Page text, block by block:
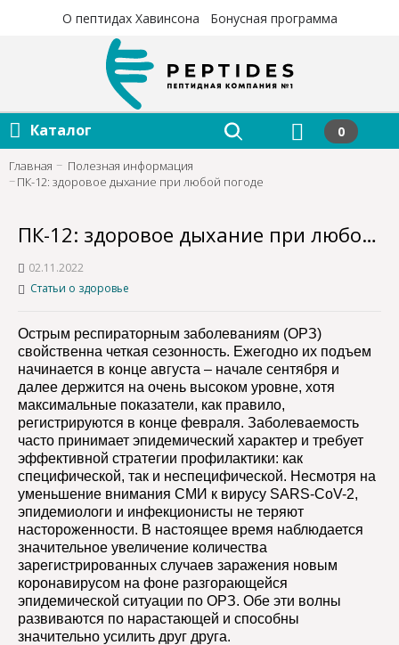
О пептидах Хавинсона Бонусная программа
Каталог 0
Главная
Полезная информация
ПК-12: здоровое дыхание при любой погоде
ПК-12: здоровое дыхание при любой погоде
02.11.2022
Статьи о здоровье
Острым респираторным заболеваниям (ОРЗ)
свойственна четкая сезонность. Ежегодно их подъем
начинается в конце августа – начале сентября и
далее держится на очень высоком уровне, хотя
максимальные показатели, как правило,
регистрируются в конце февраля. Заболеваемость
часто принимает эпидемический характер и требует
эффективной стратегии профилактики: как
специфической, так и неспецифической. Несмотря на
уменьшение внимания СМИ к вирусу SARS-CoV-2,
эпидемиологи и инфекционисты не теряют
настороженности. В настоящее время наблюдается
значительное увеличение количества
зарегистрированных случаев заражения новым
коронавирусом на фоне разгорающейся
эпидемической ситуации по ОРЗ. Обе эти волны
развиваются по нарастающей и способны
значительно усилить друг друга.